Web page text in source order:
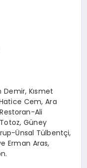
Kısmet
Cem, Ara
Ali
Güney
Ünsal Tülbentçi,
Erman Aras,